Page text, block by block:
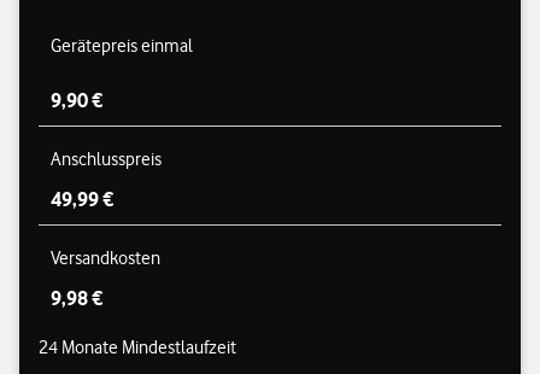
Gerätepreis einmal
9,90 €
Anschlusspreis
49,99 €
Versandkosten
9,98 €
24 Monate Mindestlaufzeit